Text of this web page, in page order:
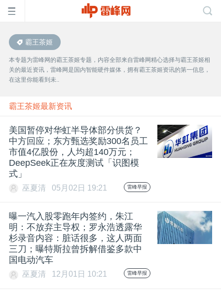
首
页
雷
峰
网
公
开
课
霸王茶姬
本专题为雷峰网的霸王茶姬专题，内容全部来自雷峰网精心选择与霸王茶姬相
关的最近资讯，雷峰网是国内智能硬件媒体，拥有霸王茶姬资讯的第一信息，
在这里你能看到未..
霸王茶姬最新资讯
美国暂停对华虹半导体部分供货？
中方回应；东方甄选奖励300名员工
市值4亿股份，人均超140万元；
DeepSeek正在灰度测试「识图模
式」
巫夏清 05月02日 19:21 雷峰早报
曝一汽入股零跑年内签约，朱江
明：不放弃主导权；罗永浩透露华
杉录音内容：脏话很多，这人两面
三刀；曝特斯拉曾拆解借鉴多款中
国电动汽车
巫夏清 12月01日 10:21 雷峰早报